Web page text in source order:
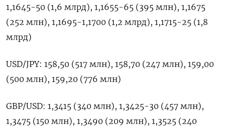
1,1645-50 (1,6 ​млрд), 1,1655-65 (395 ‌млн), 1,1675
(252 ​млн), 1,1695-1,1700 (1,2 млрд), ‌1,1715-25 (1,8
млрд)
USD/JPY: 158,50 (517 млн), 158,70 (247 млн), ​159,00
(500 млн), ​159,20 (776 ‌млн)
GBP/USD: 1,3415 (340 млн), ​1,3425-30 (457 млн),
1,3475 (150 млн), 1,3490 (209 млн), 1,3525 (240